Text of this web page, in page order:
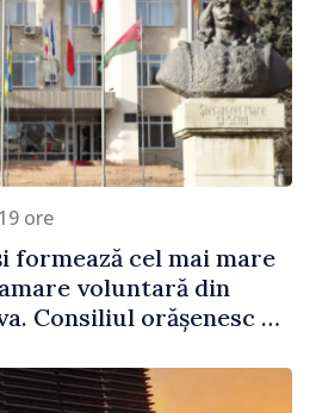
ore
formează cel mai mare
voluntară din
Consiliul orășenesc a